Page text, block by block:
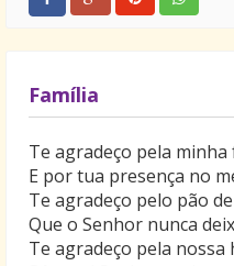
Família
Te agradeço pela minha
E por tua presença no
Te agradeço pelo pão
Que o Senhor nunca
Te agradeço pela nossa